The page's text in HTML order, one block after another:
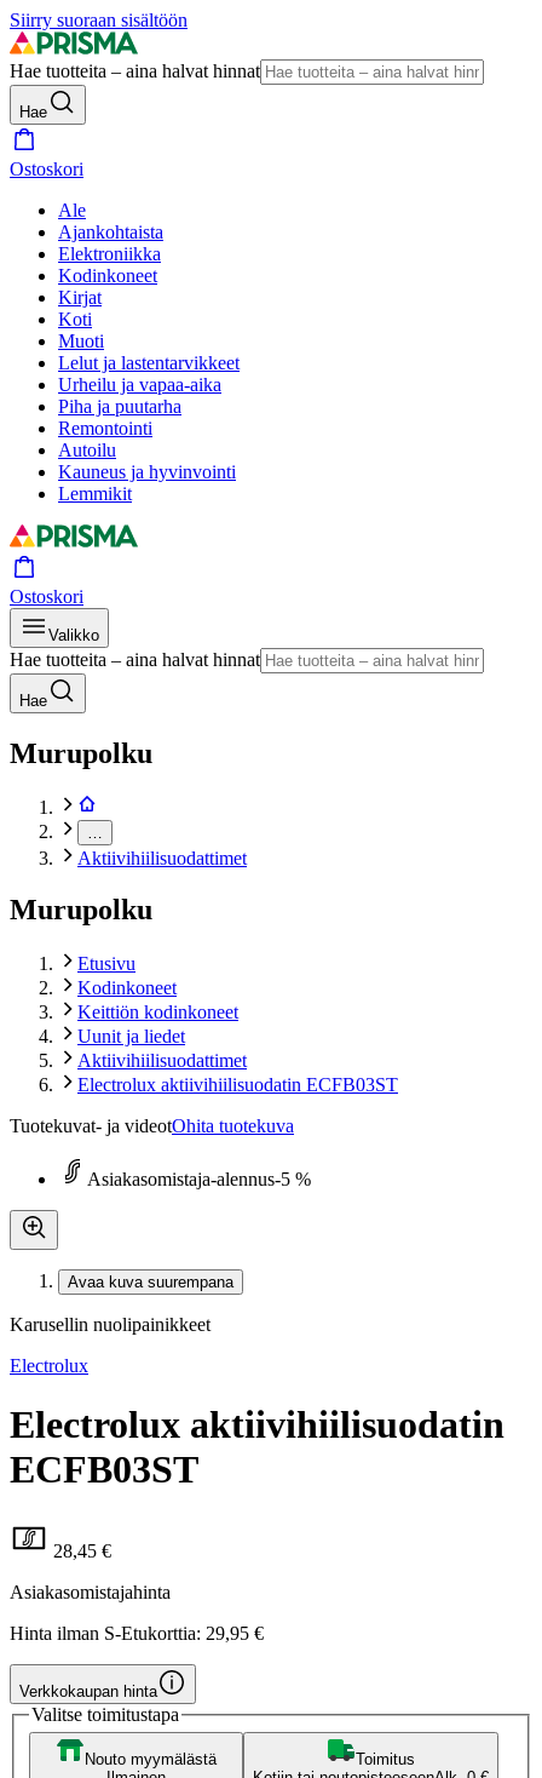
Siirry suoraan sisältöön
Hae tuotteita – aina halvat hinnat
Hae
Ostoskori
Ale
Ajankohtaista
Elektroniikka
Kodinkoneet
Kirjat
Koti
Muoti
Lelut ja lastentarvikkeet
Urheilu ja vapaa-aika
Piha ja puutarha
Remontointi
Autoilu
Kauneus ja hyvinvointi
Lemmikit
Ostoskori
Valikko
Hae tuotteita – aina halvat hinnat
Hae
Murupolku
Aktiivihiilisuodattimet
Murupolku
Etusivu
Kodinkoneet
Keittiön kodinkoneet
Uunit ja liedet
Aktiivihiilisuodattimet
Electrolux aktiivihiilisuodatin ECFB03ST
Tuotekuvat- ja videotOhita tuotekuva
Asiakasomistaja-alennus-5 %
Avaa kuva suurempana
Karusellin nuolipainikkeet
Electrolux
Electrolux aktiivihiilisuodatin
ECFB03ST
28,45 €
Asiakasomistajahinta
Hinta ilman S-Etukorttia: 29,95 €
Verkkokaupan hinta
Valitse toimitustapa
Nouto myymälästä
Toimitus